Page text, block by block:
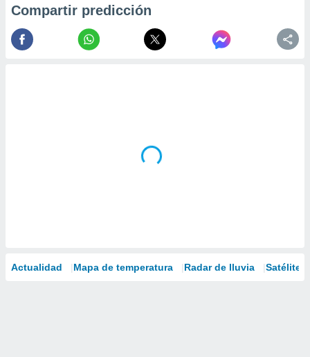
Compartir predicción
Actualidad Mapa de temperatura Radar de lluvia Satélites